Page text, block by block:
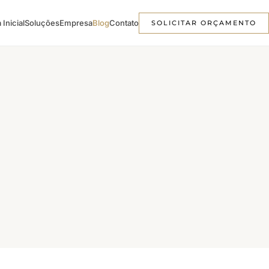
InicialSoluçõesEmpresaBlogContato SOLICITAR ORÇAMENTO